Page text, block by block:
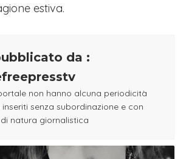
estiva.
da :
non hanno alcuna periodicità
senza subordinazione e con
natura giornalistica